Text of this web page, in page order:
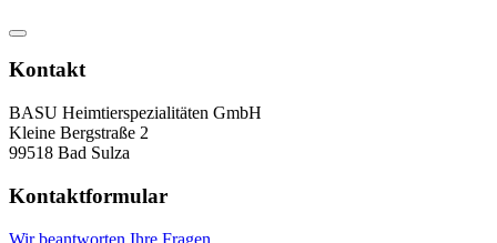
Kontakt
BASU Heimtierspezialitäten GmbH
Kleine Bergstraße 2
99518 Bad Sulza
Kontaktformular
Wir beantworten Ihre Fragen.